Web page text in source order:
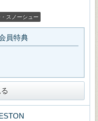
スノーシュー
員特典